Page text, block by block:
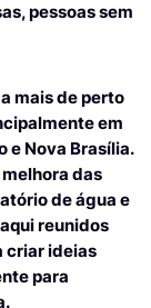
pessoas sem
mais de perto
em
e Nova Brasília.
das
de água e
reunidos
criar ideias
para